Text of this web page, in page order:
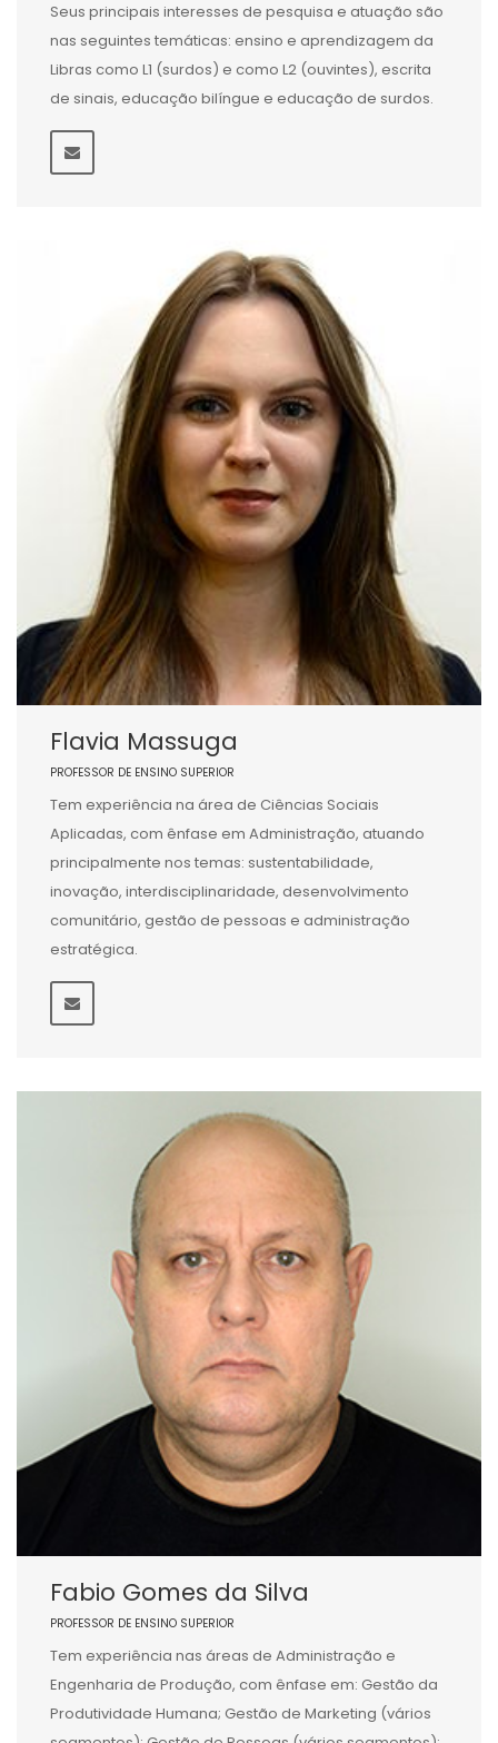
Seus principais interesses de pesquisa e atuação são
nas seguintes temáticas: ensino e aprendizagem da
Libras como L1 (surdos) e como L2 (ouvintes), escrita
de sinais, educação bilíngue e educação de surdos.
Flavia Massuga
PROFESSOR DE ENSINO SUPERIOR
Tem experiência na área de Ciências Sociais
Aplicadas, com ênfase em Administração, atuando
principalmente nos temas: sustentabilidade,
inovação, interdisciplinaridade, desenvolvimento
comunitário, gestão de pessoas e administração
estratégica.
Fabio Gomes da Silva
PROFESSOR DE ENSINO SUPERIOR
Tem experiência nas áreas de Administração e
Engenharia de Produção, com ênfase em: Gestão da
Produtividade Humana; Gestão de Marketing (vários